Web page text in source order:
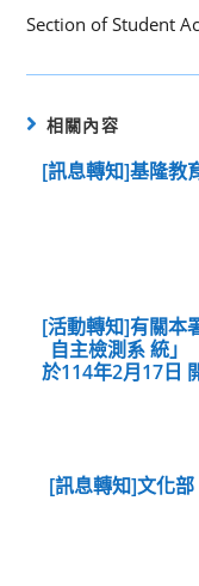
Section of Student
相關內容
[訊息轉知]基隆教
[活動轉知]有關本
自主檢測系 統」
於114年2月17日
[訊息轉知]文化